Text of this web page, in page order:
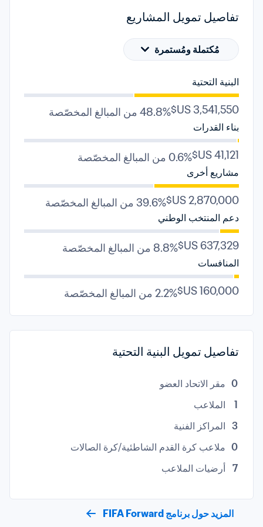
تفاصيل تمويل المشاريع
مُكتملة ومُستمرة
البنية التحتية
48.8% من المبالغ المخصّصة
بناء القدرات
0.6% من المبالغ المخصّصة
مشاريع أخرى
39.6% من المبالغ المخصّصة
دعم المنتخب الوطني
8.8% من المبالغ المخصّصة
المنافسات
2.2% من المبالغ المخصّصة
تفاصيل تمويل البنية التحتية
0 مقر الاتحاد العضو
1
الملاعب
3 المراكز الفنية
0 ملاعب كرة القدم الشاطئية/كرة الصالات
7
أرضيات الملاعب
المزيد حول برنامج FIFA Forward